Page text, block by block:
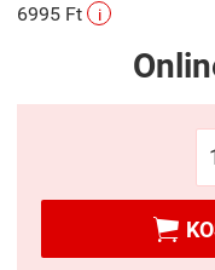
6995 Ft
i
